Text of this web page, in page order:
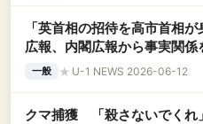
「英首相の招待を高市首相
広報、内閣広報から事実関
一般 ★ U-1 NEWS 2026-06-12
クマ捕獲 「殺さないでくれ